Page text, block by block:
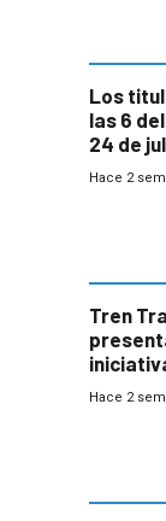
Los
las 6
24 de
2026
Hace 2
Tren
para
Hace 2